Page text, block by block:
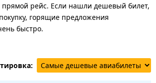
рейс. Если нашли дешевый билет,
горящие предложения
быстро.